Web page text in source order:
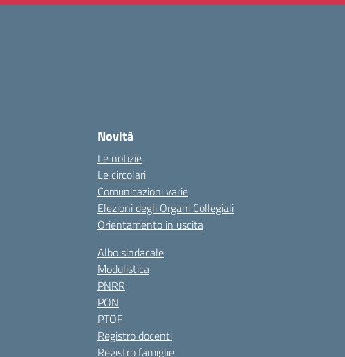
Novità
Le notizie
Le circolari
Comunicazioni varie
Elezioni degli Organi Collegiali
Orientamento in uscita
Albo sindacale
Modulistica
PNRR
PON
PTOF
Registro docenti
Registro famiglie